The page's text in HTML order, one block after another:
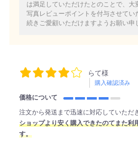
は満足していただけたとのことで、大
写真レビューポイントを付与させてい
続きご愛顧いただけますようお願い申
らて様
購入確認済み
価格について
注文から発送まで迅速に対応していただ
ショップより安く購入できたのてまた利
す。